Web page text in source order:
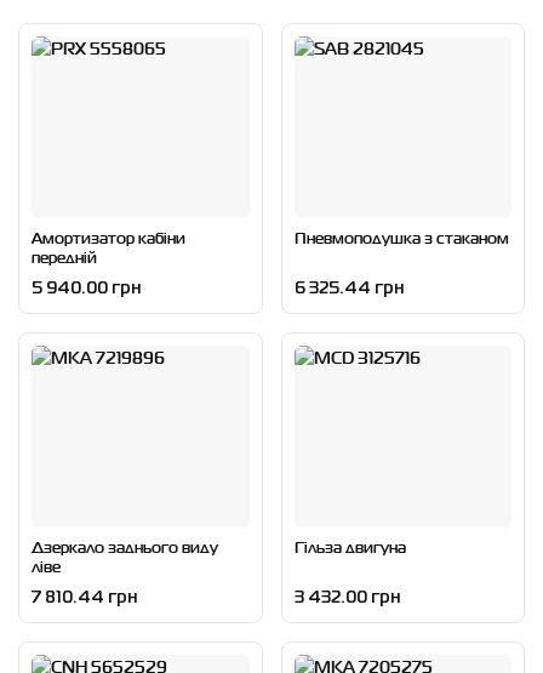
Амортизатор кабіни
передній
5 940.00 грн
Пневмоподушка з стаканом
6 325.44 грн
Дзеркало заднього виду
ліве
7 810.44 грн
Гільза двигуна
3 432.00 грн